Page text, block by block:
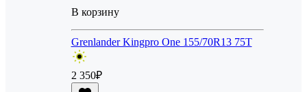
В корзину
Grenlander Kingpro One 155/70R13 75T
2 350₽